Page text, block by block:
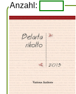
Anzahl: